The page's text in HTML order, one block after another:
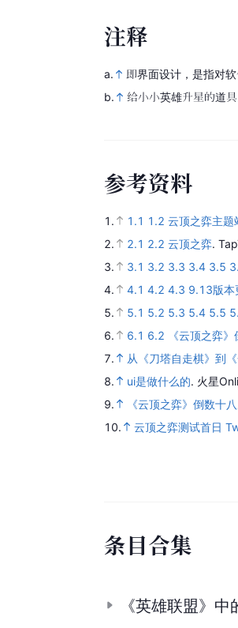
注释
a.
即界面设计，是指对
b.
给小小英雄升星的道具
参考资料
1. 1.1 1.2 云顶之弈主题
2.
2.1 2.2 云顶之弈.
3.
3.1 3.2 3.3 3.4 3.5
4.
4.1 4.2 4.3 9.13版本
5.
5.1 5.2 5.3 5.4 5.5
6.
6.1 6.2
《云顶之弈
7.
从《刀塔自走棋》到
8.
ui是做什么的. 火星
9.
《云顶之弈》倒数十
10.
云顶之弈测试首日
条目合集
《英雄联盟》